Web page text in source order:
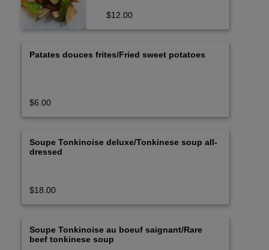
$12.00
Patates douces frites/Fried sweet potatoes
$6.00
Soupe Tonkinoise deluxe/Tonkinese soup all-
dressed
$18.00
Soupe Tonkinoise au boeuf saignant/Rare
beef tonkinese soup